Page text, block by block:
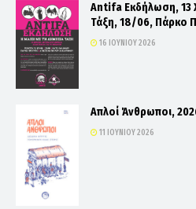
Antifa Εκδήλωση, 13
Τάξη, 18/06, Πάρκο
16 ΙΟΥΝΊΟΥ 2026
Απλοί Άνθρωποι,
11 ΙΟΥΝΊΟΥ 2026